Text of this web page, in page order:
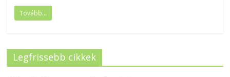
Tovább...
Legfrissebb cikkek